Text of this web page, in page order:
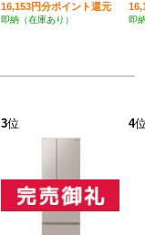
16,153円分ポイント還元
即納（在庫あり） 即
3位 4